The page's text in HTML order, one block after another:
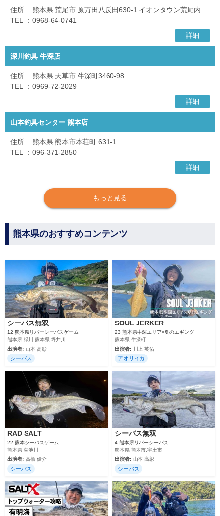
住所
熊本県 荒尾市 原万田八反田630-1 イオンタウン荒尾内
TEL
0968-64-0741
詳細
深川釣具 牛深店
住所
熊本県 天草市 牛深町3460-98
TEL
0969-72-2029
詳細
山本釣具センター 熊本店
住所
熊本県 熊本市本荘町 631-1
TEL
096-371-2850
詳細
もっと見る
熊本県のおすすめコンテンツ
シーバス無双
12 熊本県リバーシーバスゲーム
熊本県 緑川,熊本県 坪井川
出演者: 山本 高彰
シーバス
SOUL JERKER
23 熊本県牛深エリア×夏のエギング
熊本県 牛深町
出演者:
川上 英佑
アオリイカ
RAD SALT
22 熊本シーバスゲーム
熊本県 菊池川
出演者: 高橋 優介
シーバス
シーバス無双
4 熊本県リバーシーバス
熊本県 熊本市,宇土市
出演者: 山本 高彰
シーバス